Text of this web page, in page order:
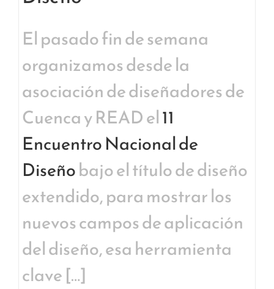
El pasado fin de semana
organizamos desde la
asociación de diseñadores de
Cuenca y READ el11
Encuentro Nacional de
Diseñobajo el título de diseño
extendido, para mostrar los
nuevos campos de aplicación
del diseño, esa herramienta
clave […]